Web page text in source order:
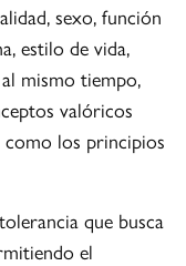
sexo, función
estilo de vida,
mismo tiempo,
valóricos
como los principios
que busca
el